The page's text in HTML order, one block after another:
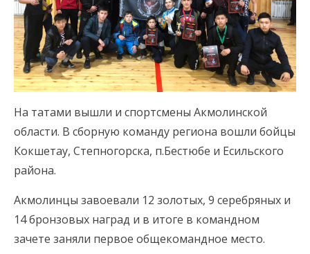
На татами вышли и спортсмены Акмолинской
области. В сборную команду региона вошли бойцы
Кокшетау, Степногорска, п.Бестюбе и Есильского
района.
Акмолинцы завоевали 12 золотых, 9 серебряных и
14 бронзовых наград и в итоге в командном
зачете заняли первое общекомандное место.